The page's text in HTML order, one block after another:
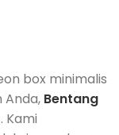
box minimalis
Anda, Bentang
Kami